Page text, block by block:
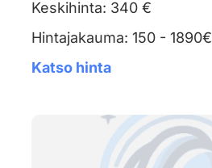
Keskihinta: 340 €
Hintajakauma: 150 - 1890€
Katso hinta